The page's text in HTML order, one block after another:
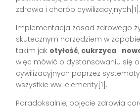
zdrowia i chorób cywilizacyjnych[1].
Implementacja zasad zdrowego
skutecznym narzędziem w
takim jak otyłość, cukrzyca i
więc mówić o dystansowaniu się
cywilizacyjnych poprzez
wszystkie ww. elementy[1].
Paradoksalnie, pojęcie zdrowia